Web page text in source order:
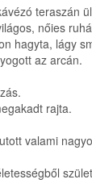
teraszán
nőies
hagyta, lágy
az arcán.
rajta.
valami